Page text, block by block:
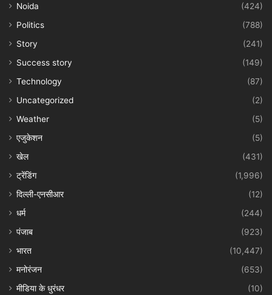
Noida
(424)
Politics
(788)
Story
(241)
Success story
(149)
Technology
(87)
Uncategorized
(2)
Weather
(5)
एजुकेशन
(5)
खेल
(431)
ट्रेंडिंग
(1,996)
दिल्ली-एनसीआर
(12)
धर्म
(244)
पंजाब
(923)
भारत
(10,447)
मनोरंजन
(653)
मीडिया के धुरंधर
(10)